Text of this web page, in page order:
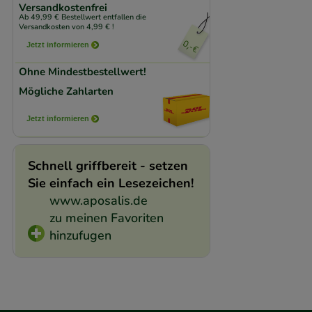
Versandkostenfrei
Ab 49,99 € Bestellwert entfallen die
Versandkosten von 4,99 € !
Jetzt informieren
Ohne Mindestbestellwert!
Mögliche Zahlarten
Jetzt informieren
Schnell griffbereit - setzen
Sie einfach ein Lesezeichen!
www.aposalis.de
zu meinen Favoriten
hinzufugen